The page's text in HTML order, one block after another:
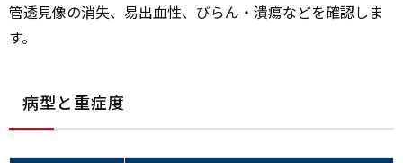
管透見像の消失、易出血性、びらん・潰瘍などを確認しま
す。
病型と重症度